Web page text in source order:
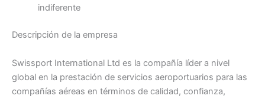
indiferente
Descripción de la empresa
Swissport International Ltd es la compañía líder a nivel
global en la prestación de servicios aeroportuarios para las
compañías aéreas en términos de calidad, confianza,